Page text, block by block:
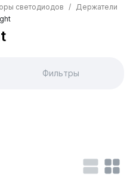
светодиодов
Держатели
Фильтры